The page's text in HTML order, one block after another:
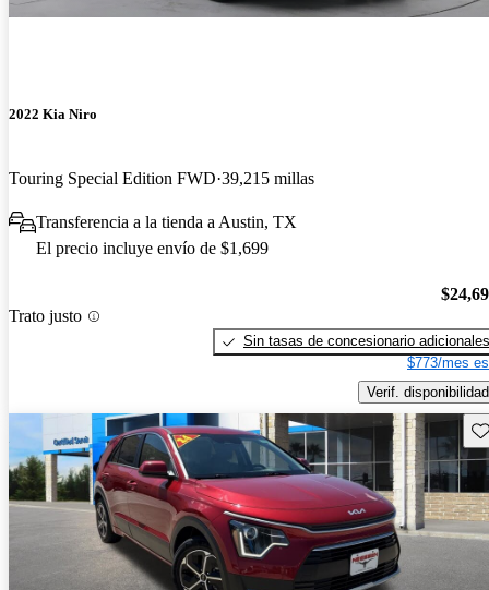
2022 Kia Niro
Touring Special Edition FWD 39,215 millas
Transferencia a la tienda a Austin, TX
El precio incluye envío de $1,699
Trato justo
Sin tasas de concesionario adicionales
$773/mes
Verif. disponibilidad